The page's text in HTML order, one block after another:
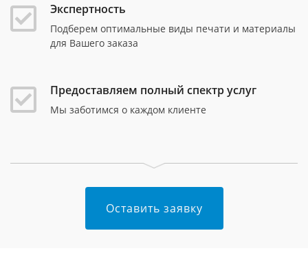
Экспертность
Подберем оптимальные виды печати и материалы
для Вашего заказа
Предоставляем полный спектр услуг
Мы заботимся о каждом клиенте
Оставить заявку